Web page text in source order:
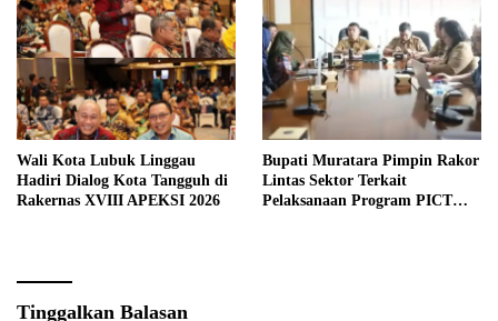
Wali Kota Lubuk Linggau
Hadiri Dialog Kota Tangguh di
Rakernas XVIII APEKSI 2026
Bupati Muratara Pimpin Rakor
Lintas Sektor Terkait
Pelaksanaan Program PICT
Tinggalkan Balasan